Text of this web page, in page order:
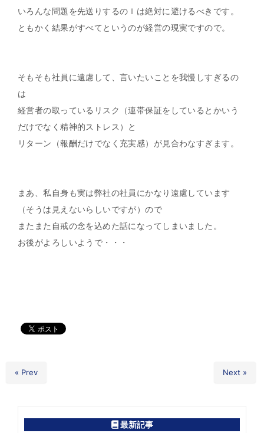
いろんな問題を先送りするのｌは絶対に避けるべきです。
ともかく結果がすべてというのが経営の現実ですので。
そもそも社員に遠慮して、言いたいことを我慢しすぎるの
は
経営者の取っているリスク（連帯保証をしているとかいう
だけでなく精神的ストレス）と
リターン（報酬だけでなく充実感）が見合わなすぎます。
まあ、私自身も実は弊社の社員にかなり遠慮しています
（そうは見えないらしいですが）ので
またまた自戒の念を込めた話になってしまいました。
お後がよろしいようで・・・
« Prev Next »
最新記事